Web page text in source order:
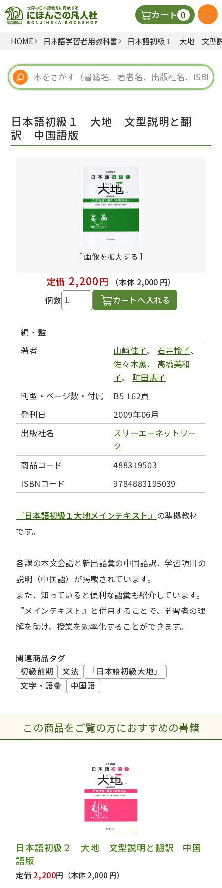
カート 0
日本語の教科書
視聴覚・補助教材
教師用参考書
HOME 日本語学習者用教科書 日本語初級１ 大地 文型
日本語初級１ 大地 文型説明と翻
訳 中国語版
［ 画像を拡大する ］
定価 2,200円
（本体 2,000 円）
個数
カートへ入れる
編・監
著者
山﨑佳子、石井怜子、
佐々木薫、 高橋美和
子、 町田恵子
判型・ページ数・付属
B5 162頁
発刊日
2009年06月
出版社名
スリーエーネットワー
ク
商品コード
488319503
ISBNコード
9784883195039
『日本語初級１大地メインテキスト』 の準拠教材
です。
各課の本文会話と新出語彙の中国語訳、学習項目の
説明（中国語）が掲載されています。
また、知っていると便利な語彙も紹介しています。
『メインテキスト』と併用することで、学習者の理
解を助け、授業を効率化することができます。
関連商品タグ
初級前期
文法
「日本語初級大地」
文字・語彙
中国語
この商品をご覧の方におすすめの書籍
日本語初級２ 大地 文型説明と翻訳 中国
語版
定価 2,200円 （本体 2,000 円）